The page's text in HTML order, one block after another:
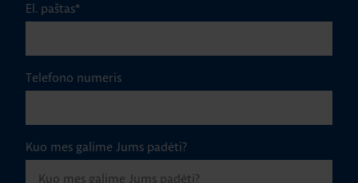
El. paštas*
Telefono numeris
Kuo mes galime Jums padėti?